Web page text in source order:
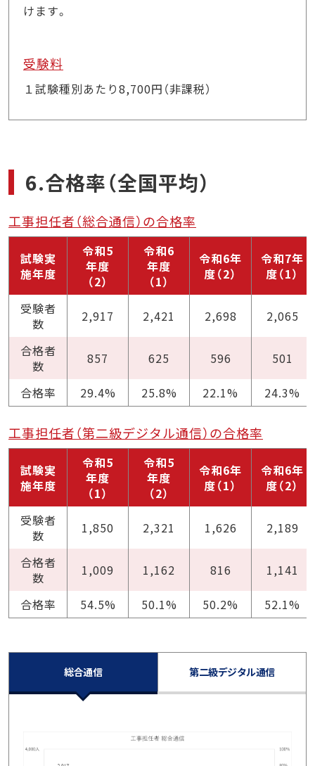
けます。
受験料
１試験種別あたり8,700円（非課税）
6.合格率（全国平均）
工事担任者（総合通信）の合格率
試験実
施年度
令和5
年度
（2）
令和6
年度
（1）
令和6年
度（2）
令和7年
度（1）
受験者
数
2,917 2,421 2,698 2,065
合格者
数
857 625 596 501
合格率 29.4% 25.8% 22.1% 24.3%
工事担任者（第二級デジタル通信）の合格率
試験実
施年度
令和5
年度
（1）
令和5
年度
（2）
令和6年
度（1）
令和6年
度（2）
受験者
数
1,850 2,321 1,626 2,189
合格者
数
1,009 1,162 816 1,141
合格率 54.5% 50.1% 50.2% 52.1%
総合通信 第二級デジタル通信